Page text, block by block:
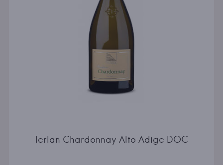
Terlan Chardonnay Alto Adige DOC